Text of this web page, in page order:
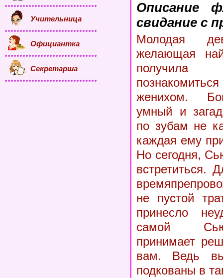
Описание
свидание с
Молодая
желающая
получила
женихом.
умный и
по зубам не
каждая ему
Но сегодня,
встретиться.
не пустой
принесло
самой
принимает
вам. Ведь
подкованы в
Учительница
Официантка
Секретарша